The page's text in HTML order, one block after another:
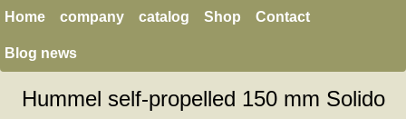
Home company catalog Shop Contact
Blog news
Hummel self-propelled 150 mm Solido